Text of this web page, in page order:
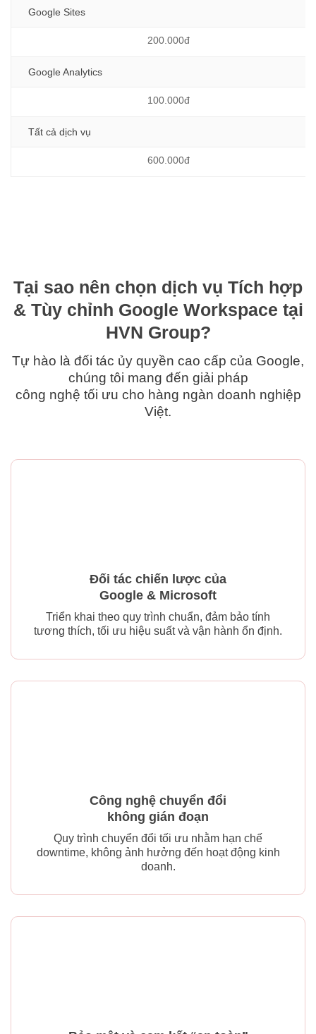
Google Sites
200.000đ
Google Analytics
100.000đ
Tất cả dịch vụ
600.000đ
Tại sao nên chọn dịch vụ Tích hợp
& Tùy chỉnh Google Workspace tại
HVN Group?
Tự hào là đối tác ủy quyền cao cấp của Google,
chúng tôi mang đến giải pháp
công nghệ tối ưu cho hàng ngàn doanh nghiệp
Việt.
Đối tác chiến lược của
Google & Microsoft
Triển khai theo quy trình chuẩn, đảm bảo tính
tương thích, tối ưu hiệu suất và vận hành ổn định.
Công nghệ chuyển đổi
không gián đoạn
Quy trình chuyển đổi tối ưu nhằm hạn chế
downtime, không ảnh hưởng đến hoạt động kinh
doanh.